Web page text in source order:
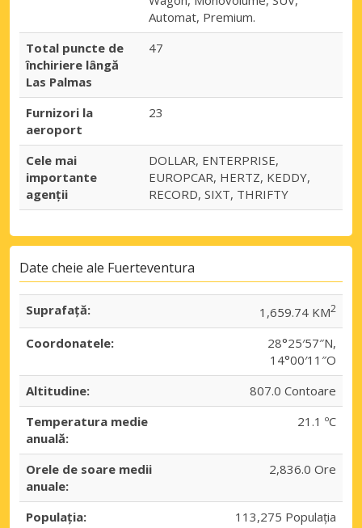
Automat, Premium.
Total puncte de
închiriere lângă
Las Palmas
47
Furnizori la
aeroport
23
Cele mai
importante
agenții
DOLLAR, ENTERPRISE,
EUROPCAR, HERTZ, KEDDY,
RECORD, SIXT, THRIFTY
Date cheie ale Fuerteventura
Suprafaţă: 1,659.74 KM2
Coordonatele:
28°25′57″N,
14°00′11″O
Altitudine:
807.0 Contoare
Temperatura medie
anuală:
21.1 ºC
Orele de soare medii
anuale:
2,836.0 Ore
Populația: 113,275 Populația